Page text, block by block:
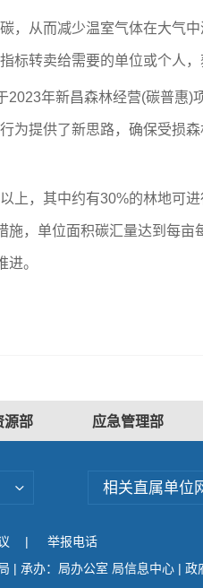
从而减少温室气体在大气中
转卖给需要的单位或个人，
年新昌森林经营(碳普惠)
为提供了新思路，确保受损
，其中约有30%的林地可
，单位面积碳汇量达到每
。
源部 应急管理部
相关直属单位
|
举报电话
| 承办：局办公室 局信息中心 |